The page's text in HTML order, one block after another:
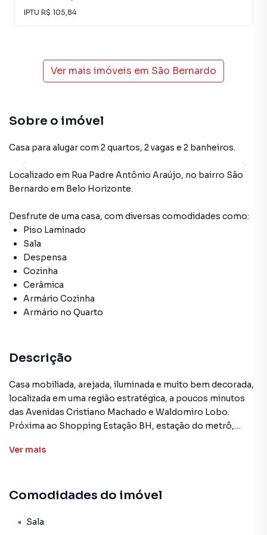
IPTU R$ 105,84
Ver mais imóveis em São Bernardo
Sobre o imóvel
Casa para alugar com 2 quartos, 2 vagas e 2 banheiros.
Localizado em Rua Padre Antônio Araújo, no bairro São
Bernardo em Belo Horizonte.
Desfrute de uma casa, com diversas comodidades como:
Piso Laminado
Sala
Despensa
Cozinha
Cerâmica
Armário Cozinha
Armário no Quarto
Descrição
Casa mobiliada, arejada, iluminada e muito bem decorada,
localizada em uma região estratégica, a poucos minutos
das Avenidas Cristiano Machado e Waldomiro Lobo.
Próxima ao Shopping Estação BH, estação do metrô,
Catedral Cristo Rei e com fácil acesso ao comércio da
padarias, linhas de ônibus, estação do metrô e MOVE.
A casa conta com 02 quartos mobiliados com cama de
Ver mais
Comodidades do imóvel
Sala